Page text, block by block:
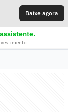
Baixe agora